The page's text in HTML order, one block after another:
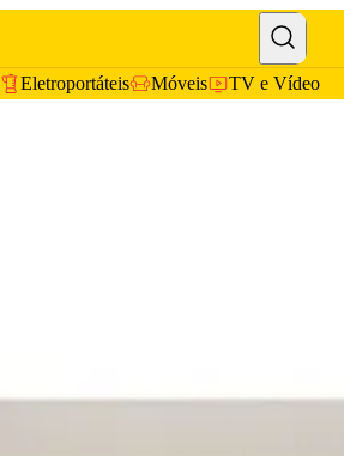
Eletroportáteis Móveis TV e Vídeo